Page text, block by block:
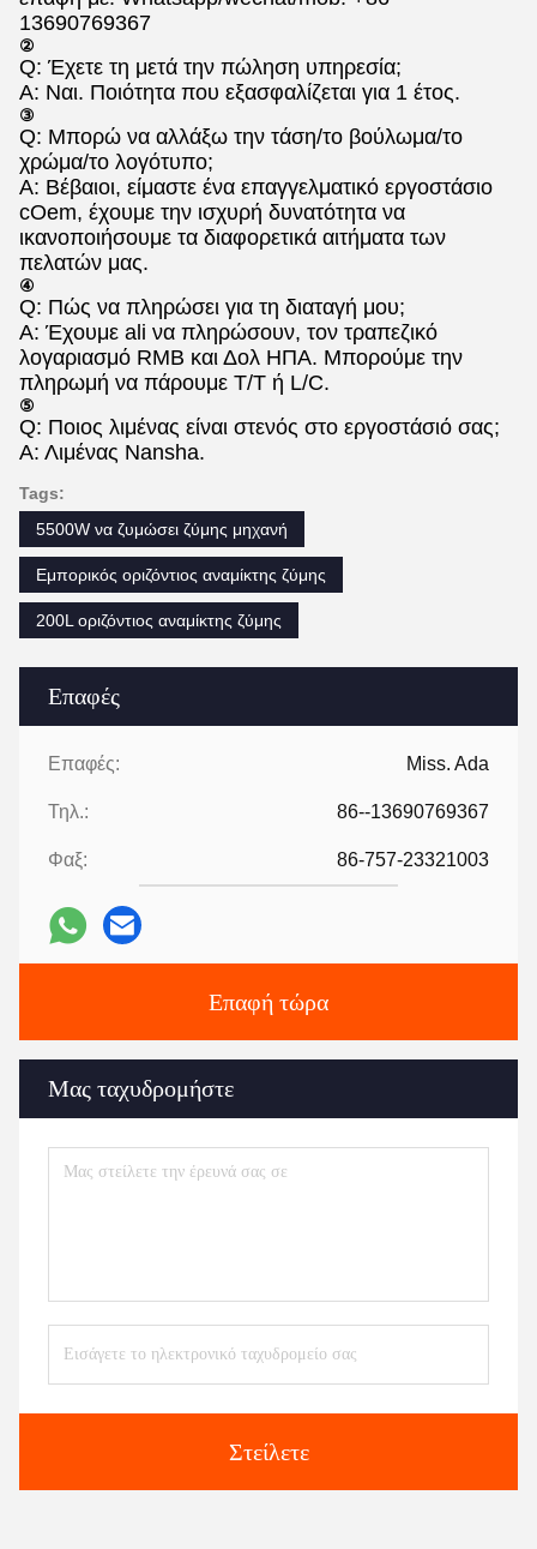
Επαφές
Επαφές: Miss. Ada
Τηλ.: 86--13690769367
Φαξ: 86-757-23321003
Επαφή τώρα
Μας ταχυδρομήστε
Στείλετε
13690769367
②
Q: Έχετε τη μετά την πώληση υπηρεσία;
Α: Ναι. Ποιότητα που εξασφαλίζεται για 1 έτος.
③
Q: Μπορώ να αλλάξω την τάση/το βούλωμα/το
χρώμα/το λογότυπο;
Α: Βέβαιοι, είμαστε ένα επαγγελματικό εργοστάσιο
cOem, έχουμε την ισχυρή δυνατότητα να
ικανοποιήσουμε τα διαφορετικά αιτήματα των
πελατών μας.
④
Q: Πώς να πληρώσει για τη διαταγή μου;
Α: Έχουμε ali να πληρώσουν, τον τραπεζικό
λογαριασμό RMB και Δολ ΗΠΑ. Μπορούμε την
πληρωμή να πάρουμε T/T ή L/C.
⑤
Q: Ποιος λιμένας είναι στενός στο εργοστάσιό σας;
Α: Λιμένας Nansha.
Tags:
5500W να ζυμώσει ζύμης μηχανή
Εμπορικός οριζόντιος αναμίκτης ζύμης
200L οριζόντιος αναμίκτης ζύμης